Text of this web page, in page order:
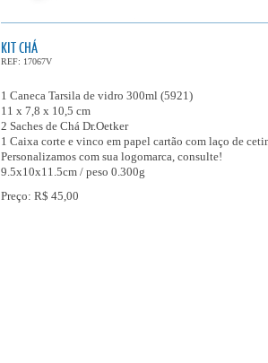
KIT CHÁ
REF: 17067V
1 Caneca Tarsila de vidro 300ml (5921)
11 x 7,8 x 10,5 cm
2 Saches de Chá Dr.Oetker
1 Caixa corte e vinco em papel cartão com laço de
Personalizamos com sua logomarca, consulte!
9.5x10x11.5cm / peso 0.300g
Preço: R$ 45,00